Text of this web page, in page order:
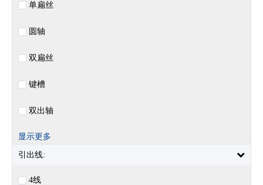
单扁丝
圆轴
双扁丝
键槽
双出轴
显示更多
引出线:
4线